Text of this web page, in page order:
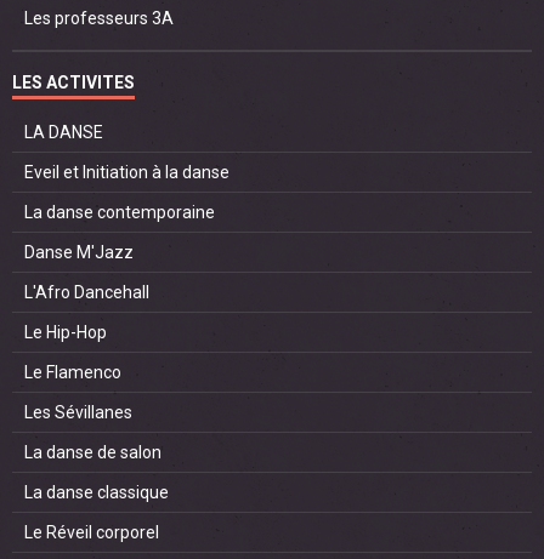
Les professeurs 3A
LES ACTIVITES
LA DANSE
Eveil et Initiation à la danse
La danse contemporaine
Danse M'Jazz
L'Afro Dancehall
Le Hip-Hop
Le Flamenco
Les Sévillanes
La danse de salon
La danse classique
Le Réveil corporel